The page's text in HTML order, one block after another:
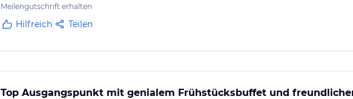
Meilengutschrift erhalten
Hilfreich Teilen
Top Ausgangspunkt mit genialem Frühstücksbuffet und